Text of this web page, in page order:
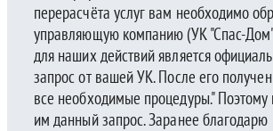
перерасчёта услуг вам необходимо
управляющую компанию (УК "Спас-
для наших действий является
запрос от вашей УК. После его
все необходимые процедуры." Поэтому
им данный запрос. Заранее благодарю